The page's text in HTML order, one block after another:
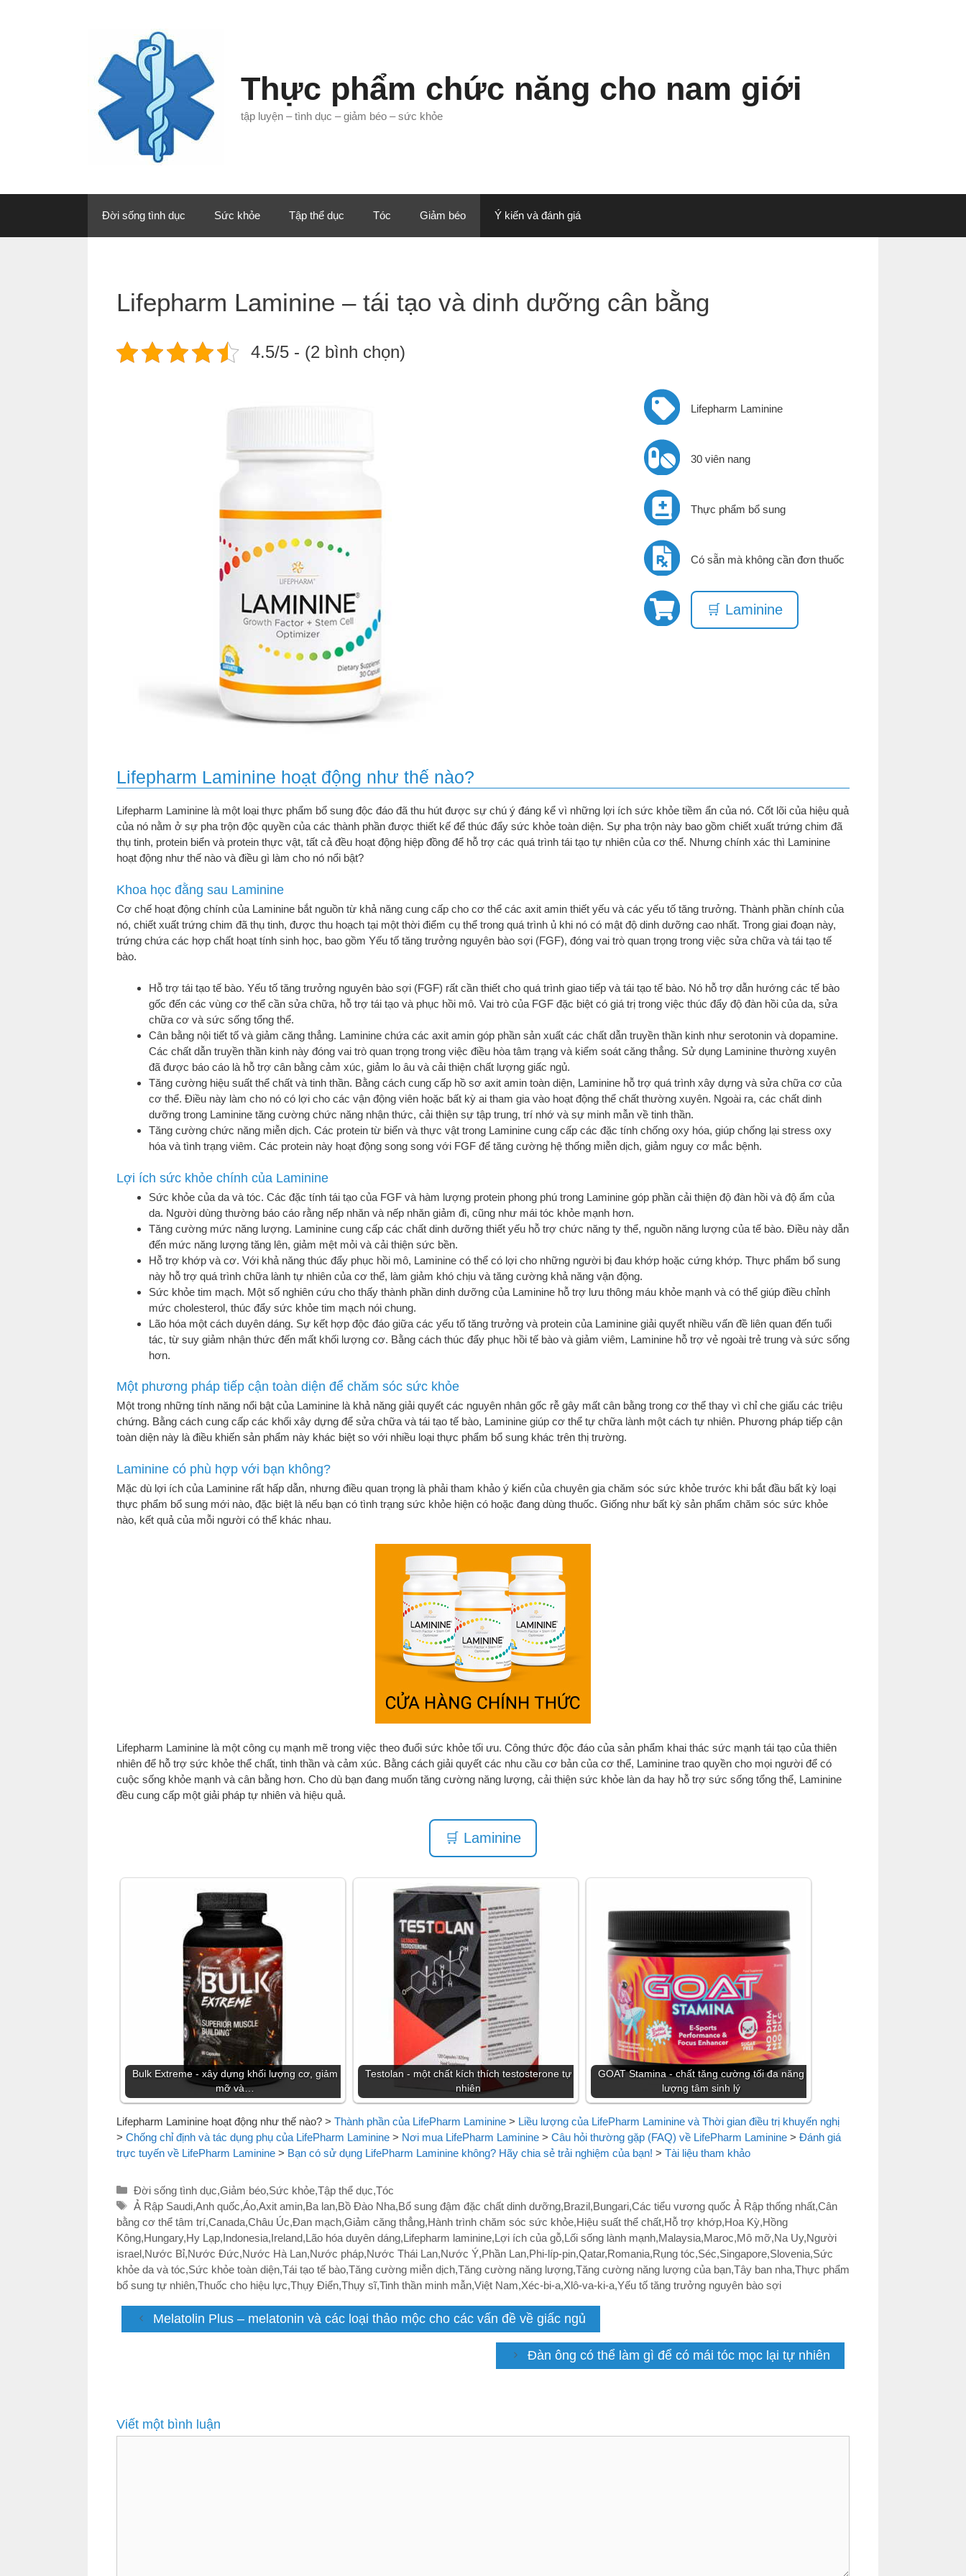
Thực phẩm chức năng cho nam giới
tập luyện – tình dục – giảm béo – sức khỏe
Đời sống tình dục Sức khỏe Tập thể dục Tóc Giảm béo Ý kiến và đánh giá
Lifepharm Laminine – tái tạo và dinh dưỡng cân bằng
4.5/5 - (2 bình chọn)
Lifepharm Laminine
30 viên nang
Thực phẩm bổ sung
Có sẵn mà không cần đơn thuốc
🛒 Laminine
Lifepharm Laminine hoạt động như thế nào?
Lifepharm Laminine là một loại thực phẩm bổ sung độc đáo đã thu hút được sự chú ý đáng kể vì những lợi ích sức khỏe tiềm ẩn của nó. Cốt lõi của hiệu quả
của nó nằm ở sự pha trộn độc quyền của các thành phần được thiết kế để thúc đẩy sức khỏe toàn diện. Sự pha trộn này bao gồm chiết xuất trứng chim đã
thụ tinh, protein biển và protein thực vật, tất cả đều hoạt động hiệp đồng để hỗ trợ các quá trình tái tạo tự nhiên của cơ thể. Nhưng chính xác thì Laminine
hoạt động như thế nào và điều gì làm cho nó nổi bật?
Khoa học đằng sau Laminine
Cơ chế hoạt động chính của Laminine bắt nguồn từ khả năng cung cấp cho cơ thể các axit amin thiết yếu và các yếu tố tăng trưởng. Thành phần chính của
nó, chiết xuất trứng chim đã thụ tinh, được thu hoạch tại một thời điểm cụ thể trong quá trình ủ khi nó có mật độ dinh dưỡng cao nhất. Trong giai đoạn này,
trứng chứa các hợp chất hoạt tính sinh học, bao gồm Yếu tố tăng trưởng nguyên bào sợi (FGF), đóng vai trò quan trọng trong việc sửa chữa và tái tạo tế
bào.
Hỗ trợ tái tạo tế bào. Yếu tố tăng trưởng nguyên bào sợi (FGF) rất cần thiết cho quá trình giao tiếp và tái tạo tế bào. Nó hỗ trợ dẫn hướng các tế bào
gốc đến các vùng cơ thể cần sửa chữa, hỗ trợ tái tạo và phục hồi mô. Vai trò của FGF đặc biệt có giá trị trong việc thúc đẩy độ đàn hồi của da, sửa
chữa cơ và sức sống tổng thể.
Cân bằng nội tiết tố và giảm căng thẳng. Laminine chứa các axit amin góp phần sản xuất các chất dẫn truyền thần kinh như serotonin và dopamine.
Các chất dẫn truyền thần kinh này đóng vai trò quan trọng trong việc điều hòa tâm trạng và kiểm soát căng thẳng. Sử dụng Laminine thường xuyên
đã được báo cáo là hỗ trợ cân bằng cảm xúc, giảm lo âu và cải thiện chất lượng giấc ngủ.
Tăng cường hiệu suất thể chất và tinh thần. Bằng cách cung cấp hồ sơ axit amin toàn diện, Laminine hỗ trợ quá trình xây dựng và sửa chữa cơ của
cơ thể. Điều này làm cho nó có lợi cho các vận động viên hoặc bất kỳ ai tham gia vào hoạt động thể chất thường xuyên. Ngoài ra, các chất dinh
dưỡng trong Laminine tăng cường chức năng nhận thức, cải thiện sự tập trung, trí nhớ và sự minh mẫn về tinh thần.
Tăng cường chức năng miễn dịch. Các protein từ biển và thực vật trong Laminine cung cấp các đặc tính chống oxy hóa, giúp chống lại stress oxy
hóa và tình trạng viêm. Các protein này hoạt động song song với FGF để tăng cường hệ thống miễn dịch, giảm nguy cơ mắc bệnh.
Lợi ích sức khỏe chính của Laminine
Sức khỏe của da và tóc. Các đặc tính tái tạo của FGF và hàm lượng protein phong phú trong Laminine góp phần cải thiện độ đàn hồi và độ ẩm của
da. Người dùng thường báo cáo rằng nếp nhăn và nếp nhăn giảm đi, cũng như mái tóc khỏe mạnh hơn.
Tăng cường mức năng lượng. Laminine cung cấp các chất dinh dưỡng thiết yếu hỗ trợ chức năng ty thể, nguồn năng lượng của tế bào. Điều này dẫn
đến mức năng lượng tăng lên, giảm mệt mỏi và cải thiện sức bền.
Hỗ trợ khớp và cơ. Với khả năng thúc đẩy phục hồi mô, Laminine có thể có lợi cho những người bị đau khớp hoặc cứng khớp. Thực phẩm bổ sung
này hỗ trợ quá trình chữa lành tự nhiên của cơ thể, làm giảm khó chịu và tăng cường khả năng vận động.
Sức khỏe tim mạch. Một số nghiên cứu cho thấy thành phần dinh dưỡng của Laminine hỗ trợ lưu thông máu khỏe mạnh và có thể giúp điều chỉnh
mức cholesterol, thúc đẩy sức khỏe tim mạch nói chung.
Lão hóa một cách duyên dáng. Sự kết hợp độc đáo giữa các yếu tố tăng trưởng và protein của Laminine giải quyết nhiều vấn đề liên quan đến tuổi
tác, từ suy giảm nhận thức đến mất khối lượng cơ. Bằng cách thúc đẩy phục hồi tế bào và giảm viêm, Laminine hỗ trợ vẻ ngoài trẻ trung và sức sống
hơn.
Một phương pháp tiếp cận toàn diện để chăm sóc sức khỏe
Một trong những tính năng nổi bật của Laminine là khả năng giải quyết các nguyên nhân gốc rễ gây mất cân bằng trong cơ thể thay vì chỉ che giấu các triệu
chứng. Bằng cách cung cấp các khối xây dựng để sửa chữa và tái tạo tế bào, Laminine giúp cơ thể tự chữa lành một cách tự nhiên. Phương pháp tiếp cận
toàn diện này là điều khiến sản phẩm này khác biệt so với nhiều loại thực phẩm bổ sung khác trên thị trường.
Laminine có phù hợp với bạn không?
Mặc dù lợi ích của Laminine rất hấp dẫn, nhưng điều quan trọng là phải tham khảo ý kiến ​​của chuyên gia chăm sóc sức khỏe trước khi bắt đầu bất kỳ loại
thực phẩm bổ sung mới nào, đặc biệt là nếu bạn có tình trạng sức khỏe hiện có hoặc đang dùng thuốc. Giống như bất kỳ sản phẩm chăm sóc sức khỏe
nào, kết quả của mỗi người có thể khác nhau.
Lifepharm Laminine là một công cụ mạnh mẽ trong việc theo đuổi sức khỏe tối ưu. Công thức độc đáo của sản phẩm khai thác sức mạnh tái tạo của thiên
nhiên để hỗ trợ sức khỏe thể chất, tinh thần và cảm xúc. Bằng cách giải quyết các nhu cầu cơ bản của cơ thể, Laminine trao quyền cho mọi người để có
cuộc sống khỏe mạnh và cân bằng hơn. Cho dù bạn đang muốn tăng cường năng lượng, cải thiện sức khỏe làn da hay hỗ trợ sức sống tổng thể, Laminine
đều cung cấp một giải pháp tự nhiên và hiệu quả.
🛒 Laminine
Bulk Extreme - xây dựng khối lượng cơ, giảm
mỡ và…
Testolan - một chất kích thích testosterone tự
nhiên
GOAT Stamina - chất tăng cường tối đa năng
lượng tâm sinh lý
Lifepharm Laminine hoạt động như thế nào? > Thành phần của LifePharm Laminine > Liều lượng của LifePharm Laminine và Thời gian điều trị khuyến nghị
> Chống chỉ định và tác dụng phụ của LifePharm Laminine > Nơi mua LifePharm Laminine > Câu hỏi thường gặp (FAQ) về LifePharm Laminine > Đánh giá
trực tuyến về LifePharm Laminine > Bạn có sử dụng LifePharm Laminine không? Hãy chia sẻ trải nghiệm của bạn! > Tài liệu tham khảo
Danh
mục
Đời sống tình dục,Giảm béo,Sức khỏe,Tập thể dục,Tóc
Thẻ
Ả Rập Saudi,Anh quốc,Áo,Axit amin,Ba lan,Bồ Đào Nha,Bổ sung đậm đặc chất dinh dưỡng,Brazil,Bungari,Các tiểu vương quốc Ả Rập thống nhất,Cân
bằng cơ thể tâm trí,Canada,Châu Úc,Đan mạch,Giảm căng thẳng,Hành trình chăm sóc sức khỏe,Hiệu suất thể chất,Hỗ trợ khớp,Hoa Kỳ,Hồng
Kông,Hungary,Hy Lạp,Indonesia,Ireland,Lão hóa duyên dáng,Lifepharm laminine,Lợi ích của gỗ,Lối sống lành mạnh,Malaysia,Maroc,Mô mỡ,Na Uy,Người
israel,Nước Bỉ,Nước Đức,Nước Hà Lan,Nước pháp,Nước Thái Lan,Nước Ý,Phần Lan,Phi-líp-pin,Qatar,Romania,Rụng tóc,Séc,Singapore,Slovenia,Sức
khỏe da và tóc,Sức khỏe toàn diện,Tái tạo tế bào,Tăng cường miễn dịch,Tăng cường năng lượng,Tăng cường năng lượng của bạn,Tây ban nha,Thực phẩm
bổ sung tự nhiên,Thuốc cho hiệu lực,Thụy Điển,Thụy sĩ,Tinh thần minh mẫn,Việt Nam,Xéc-bi-a,Xlô-va-ki-a,Yếu tố tăng trưởng nguyên bào sợi
Melatolin Plus – melatonin và các loại thảo mộc cho các vấn đề về giấc ngủ
Đàn ông có thể làm gì để có mái tóc mọc lại tự nhiên
Viết một bình luận